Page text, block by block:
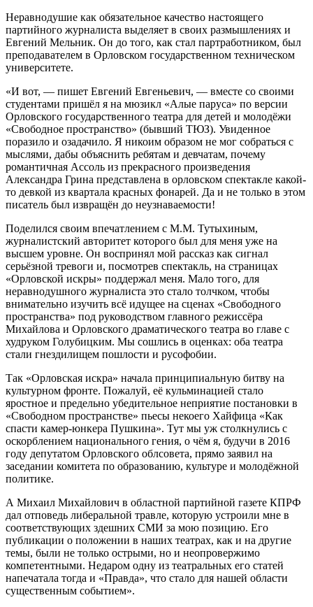
Неравнодушие как обязательное качество настоящего
партийного журналиста выделяет в своих размышлениях и
Евгений Мельник. Он до того, как стал партработником, был
преподавателем в Орловском государственном техническом
университете.
«И вот, — пишет Евгений Евгеньевич, — вместе со своими
студентами пришёл я на мюзикл «Алые паруса» по версии
Орловского государственного театра для детей и молодёжи
«Свободное пространство» (бывший ТЮЗ). Увиденное
поразило и озадачило. Я никоим образом не мог собраться с
мыслями, дабы объяснить ребятам и девчатам, почему
романтичная Ассоль из прекрасного произведения
Александра Грина представлена в орловском спектакле какой-
то девкой из квартала красных фонарей. Да и не только в этом
писатель был извращён до неузнаваемости!
Поделился своим впечатлением с М.М. Тутыхиным,
журналистский авторитет которого был для меня уже на
высшем уровне. Он воспринял мой рассказ как сигнал
серьёзной тревоги и, посмотрев спектакль, на страницах
«Орловской искры» поддержал меня. Мало того, для
неравнодушного журналиста это стало толчком, чтобы
внимательно изучить всё идущее на сценах «Свободного
пространства» под руководством главного режиссёра
Михайлова и Орловского драматического театра во главе с
худруком Голубицким. Мы сошлись в оценках: оба театра
стали гнездилищем пошлости и русофобии.
Так «Орловская искра» начала принципиальную битву на
культурном фронте. Пожалуй, её кульминацией стало
яростное и предельно убедительное неприятие постановки в
«Свободном пространстве» пьесы некоего Хайфица «Как
спасти камер-юнкера Пушкина». Тут мы уж столкнулись с
оскорблением национального гения, о чём я, будучи в 2016
году депутатом Орловского облсовета, прямо заявил на
заседании комитета по образованию, культуре и молодёжной
политике.
А Михаил Михайлович в областной партийной газете КПРФ
дал отповедь либеральной травле, которую устроили мне в
соответствующих здешних СМИ за мою позицию. Его
публикации о положении в наших театрах, как и на другие
темы, были не только острыми, но и неопровержимо
компетентными. Недаром одну из театральных его статей
напечатала тогда и «Правда», что стало для нашей области
существенным событием».